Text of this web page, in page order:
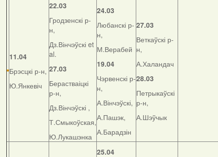
11.04
Брэсцкі р-н,
Ю.Янкевіч
22.03
Гродзенскі р-
н,
Дз.Вінчэўскі et
al.
27.03
Берастваіцкі
р-н,
Дз.Вінчэўскі ,
Т.Смыкоўская,
Ю.Лукашэнка
24.03
Любанскі р-
н,
М.Верабей
19.04
Чэрвенскі р-
н,
А.Вінчэўскі,
А.Пашэк,
А.Барадзін
27.03
Веткаўскі р-
н,
А.Халандач
28.03
Петрыкаўскі
р-н,
А.Шэўчык
25.04